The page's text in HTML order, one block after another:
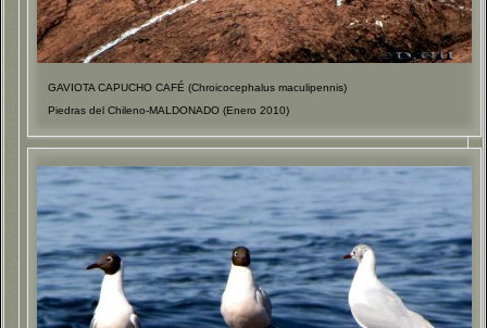
GAVIOTA CAPUCHO CAFÉ (Chroicocephalus maculipennis)
Piedras del Chileno-MALDONADO (Enero 2010)